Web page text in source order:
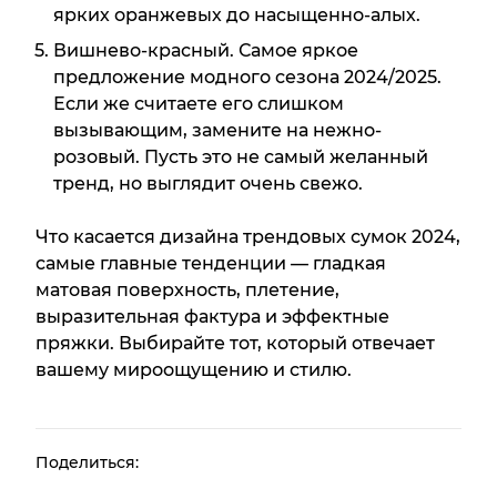
ярких оранжевых до насыщенно-алых.
Вишнево-красный. Самое яркое
предложение модного сезона 2024/2025.
Если же считаете его слишком
вызывающим, замените на нежно-
розовый. Пусть это не самый желанный
тренд, но выглядит очень свежо.
Что касается дизайна трендовых сумок 2024,
самые главные тенденции — гладкая
матовая поверхность, плетение,
выразительная фактура и эффектные
пряжки. Выбирайте тот, который отвечает
вашему мироощущению и стилю.
Поделиться: